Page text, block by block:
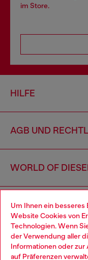
Um Ihnen ein
Website Cookies von
Technologien. Wenn
der Verwendung aller
Informationen oder zur
auf Präferenzen
im Store.
HILFE
AGB UND
WORLD OF
CORPORATE
Choose your location